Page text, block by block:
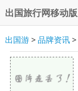
出国旅行网移动版
出国游>品牌资讯>